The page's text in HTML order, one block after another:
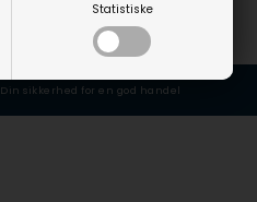
Statistiske
Din sikkerhed for en god handel